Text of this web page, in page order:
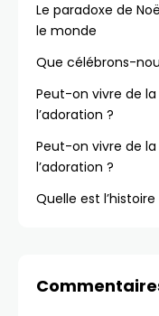
Le paradoxe de
le monde
Que célébrons-
Peut-on vivre de
l’adoration ?
Peut-on vivre de
l’adoration ?
Quelle est